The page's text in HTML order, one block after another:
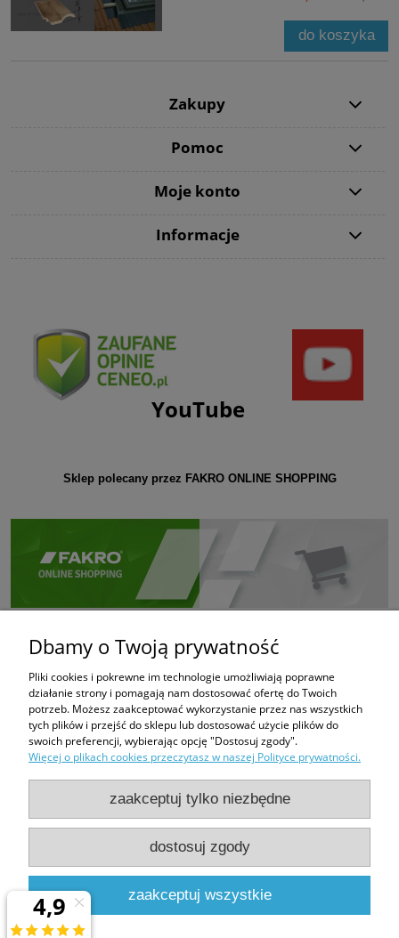
do koszyka
Zakupy
Pomoc
Moje konto
Informacje
YouTube
Sklep polecany przez FAKRO ONLINE SHOPPING
PHUP FUGAZI
Bratków 6
43-100 Tychy
e-mail:
fugazi.tychy@gmail.com,biuro@e-oknadachowe.pl
tel:509-308-681
Dbamy o Twoją prywatność
Pliki cookies i pokrewne im technologie umożliwiają poprawne
działanie strony i pomagają nam dostosować ofertę do Twoich
potrzeb. Możesz zaakceptować wykorzystanie przez nas wszystkich
tych plików i przejść do sklepu lub dostosować użycie plików do
swoich preferencji, wybierając opcję "Dostosuj zgody".
Więcej o plikach cookies przeczytasz w naszej Polityce prywatności.
zaakceptuj tylko niezbędne
dostosuj zgody
zaakceptuj wszystkie